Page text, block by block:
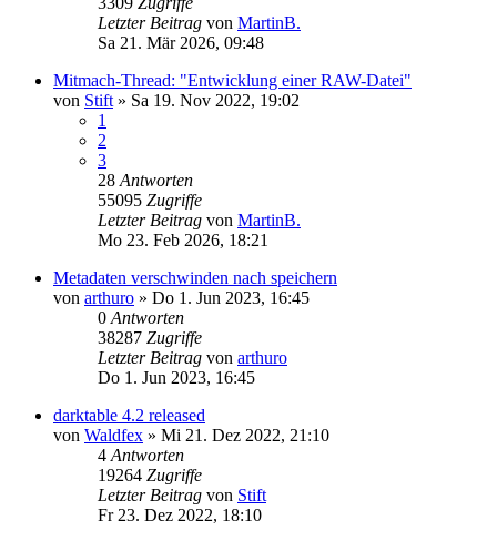
Letzter Beitrag von MartinB.
Sa 21. Mär 2026, 09:48
Mitmach-Thread: "Entwicklung einer RAW-Datei"
von Stift » Sa 19. Nov 2022, 19:02
1
2
3
28 Antworten
55095 Zugriffe
Letzter Beitrag von MartinB.
Mo 23. Feb 2026, 18:21
Metadaten verschwinden nach speichern
von arthuro » Do 1. Jun 2023, 16:45
0 Antworten
38287 Zugriffe
Letzter Beitrag von arthuro
Do 1. Jun 2023, 16:45
darktable 4.2 released
von Waldfex » Mi 21. Dez 2022, 21:10
4 Antworten
19264 Zugriffe
Letzter Beitrag von Stift
Fr 23. Dez 2022, 18:10